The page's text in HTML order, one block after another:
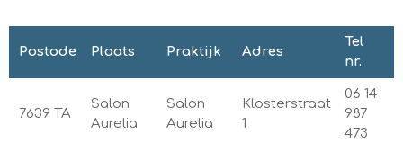
Postode Plaats Praktijk Adres
Tel
nr.
7639 TA
Salon
Aurelia
Salon
Aurelia
Klosterstraat
1
06 14
987
473